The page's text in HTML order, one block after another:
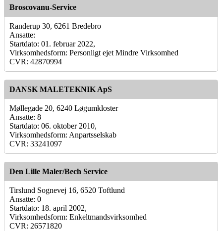
Broscovanu-Service
Randerup 30, 6261 Bredebro
Ansatte:
Startdato: 01. februar 2022,
Virksomhedsform: Personligt ejet Mindre Virksomhed
CVR: 42870994
DANSK MALETEKNIK ApS
Møllegade 20, 6240 Løgumkloster
Ansatte: 8
Startdato: 06. oktober 2010,
Virksomhedsform: Anpartsselskab
CVR: 33241097
Den Lille Maler/Bech Service
Tirslund Sognevej 16, 6520 Toftlund
Ansatte: 0
Startdato: 18. april 2002,
Virksomhedsform: Enkeltmandsvirksomhed
CVR: 26571820